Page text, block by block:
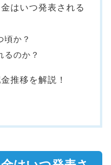
はいつ発表される
頃か？
るのか？
推移を解説！